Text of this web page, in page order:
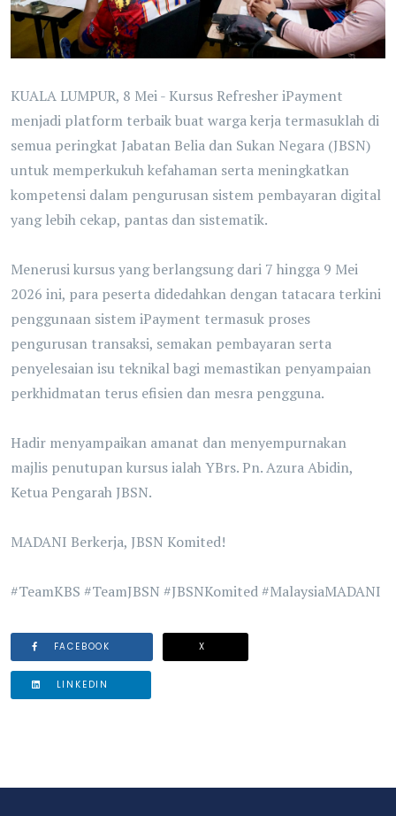
KUALA LUMPUR, 8 Mei - Kursus Refresher iPayment
menjadi platform terbaik buat warga kerja termasuklah di
semua peringkat Jabatan Belia dan Sukan Negara (JBSN)
untuk memperkukuh kefahaman serta meningkatkan
kompetensi dalam pengurusan sistem pembayaran digital
yang lebih cekap, pantas dan sistematik.
Menerusi kursus yang berlangsung dari 7 hingga 9 Mei
2026 ini, para peserta didedahkan dengan tatacara terkini
penggunaan sistem iPayment termasuk proses
pengurusan transaksi, semakan pembayaran serta
penyelesaian isu teknikal bagi memastikan penyampaian
perkhidmatan terus efisien dan mesra pengguna.
Hadir menyampaikan amanat dan menyempurnakan
majlis penutupan kursus ialah YBrs. Pn. Azura Abidin,
Ketua Pengarah JBSN.
MADANI Berkerja, JBSN Komited!
#TeamKBS #TeamJBSN #JBSNKomited #MalaysiaMADANI
FACEBOOK X
LINKEDIN